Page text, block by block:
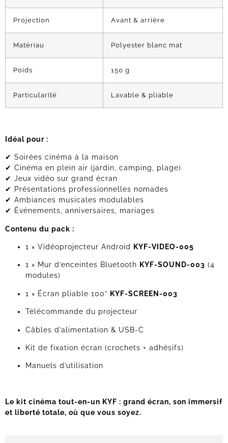
Projection Avant & arrière
Matériau Polyester blanc mat
Poids 150 g
Particularité Lavable & pliable
Idéal pour :
✔ Soirées cinéma à la maison
✔ Cinéma en plein air (jardin, camping, plage)
✔ Jeux vidéo sur grand écran
✔ Présentations professionnelles nomades
✔ Ambiances musicales modulables
✔ Événements, anniversaires, mariages
Contenu du pack :
1 × Vidéoprojecteur Android KYF-VIDEO-005
1 × Mur d’enceintes Bluetooth KYF-SOUND-003 (4
modules)
1 × Écran pliable 100” KYF-SCREEN-003
Télécommande du projecteur
Câbles d’alimentation & USB-C
Kit de fixation écran (crochets + adhésifs)
Manuels d’utilisation
Le kit cinéma tout-en-un KYF : grand écran, son immersif
et liberté totale, où que vous soyez.